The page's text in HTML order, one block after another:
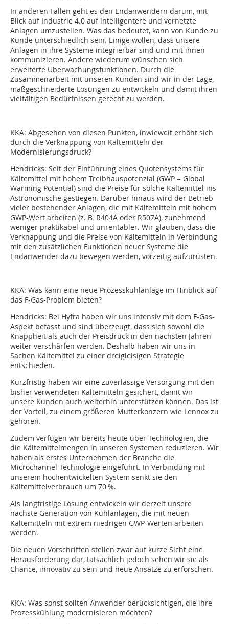
In anderen Fällen geht es den Endanwendern darum, mit
Blick auf Industrie 4.0 auf intelligentere und vernetzte
Anlagen umzustellen. Was das bedeutet, kann von Kunde zu
Kunde unterschiedlich sein. Einige wollen, dass unsere
Anlagen in ihre Systeme integrierbar sind und mit ihnen
kommunizieren. Andere wiederum wünschen sich
erweiterte Überwachungsfunktionen. Durch die
Zusammenarbeit mit unseren Kunden sind wir in der Lage,
maßgeschneiderte Lösungen zu entwickeln und damit ihren
vielfältigen Bedürfnissen gerecht zu werden.
KKA: Abgesehen von diesen Punkten, inwieweit erhöht sich
durch die Verknappung von Kältemitteln der
Modernisierungsdruck?
Hendricks: Seit der Einführung eines Quotensystems für
Kältemittel mit hohem Treibhauspotenzial (GWP = Global
Warming Potential) sind die Preise für solche Kältemittel ins
Astronomische gestiegen. Darüber hinaus wird der Betrieb
vieler bestehender Anlagen, die mit Kältemitteln mit hohem
GWP-Wert arbeiten (z. B. R404A oder R507A), zunehmend
weniger praktikabel und unrentabler. Wir glauben, dass die
Verknappung und die Preise von Kältemitteln in Verbindung
mit den zusätzlichen Funktionen neuer Systeme die
Endanwender dazu bewegen werden, vorzeitig aufzurüsten.
KKA: Was kann eine neue Prozesskühlanlage im Hinblick auf
das F-Gas-Problem bieten?
Hendricks: Bei Hyfra haben wir uns intensiv mit dem F-Gas-
Aspekt befasst und sind überzeugt, dass sich sowohl die
Knappheit als auch der Preisdruck in den nächsten Jahren
weiter verschärfen werden. Deshalb haben wir uns in
Sachen Kältemittel zu einer dreigleisigen Strategie
entschieden.
Kurzfristig haben wir eine zuverlässige Versorgung mit den
bisher verwendeten Kältemitteln gesichert, damit wir
unsere Kunden auch weiterhin unterstützen können. Das ist
der Vorteil, zu einem größeren Mutterkonzern wie Lennox zu
gehören.
Zudem verfügen wir bereits heute über Technologien, die
die Kältemittelmengen in unseren Systemen reduzieren. Wir
haben als erstes Unternehmen der Branche die
Microchannel-Technologie eingeführt. In Verbindung mit
unserem hochentwickelten System senkt sie den
Kältemittelverbrauch um 70 %.
Als langfristige Lösung entwickeln wir derzeit unsere
nächste Generation von Kühlanlagen, die mit neuen
Kältemitteln mit extrem niedrigen GWP-Werten arbeiten
werden.
Die neuen Vorschriften stellen zwar auf kurze Sicht eine
Herausforderung dar, tatsächlich jedoch sehen wir sie als
Chance, innovativ zu sein und neue Ansätze zu erforschen.
KKA: Was sonst sollten Anwender berücksichtigen, die ihre
Prozesskühlung modernisieren möchten?